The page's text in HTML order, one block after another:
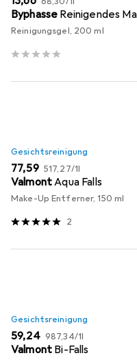
Byphasse Reinigendes
Reinigungsgel, 200 ml
Gesichtsreinigung
EUR
77,59 EUR
517,27/1l
ValmontAqua Falls
Make-Up Entferner, 150 ml
2
Gesichtsreinigung
EUR
59,24 EUR
987,34/1l
Valmont Bi-Falls